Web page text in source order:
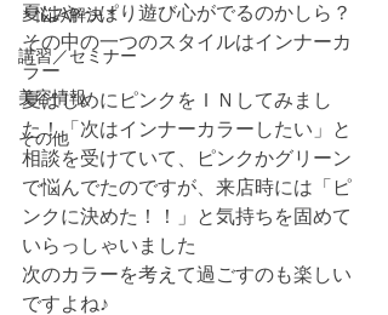
＊悩み解決＊
講習／セミナー
美容情報
その他
夏はやっぱり遊び心がでるのかしら？
その中の一つのスタイルはインナーカ
ラー
夏はじめにピンクをＩＮしてみまし
た！「次はインナーカラーしたい」と
相談を受けていて、ピンクかグリーン
で悩んでたのですが、来店時には「ピ
ンクに決めた！！」と気持ちを固めて
いらっしゃいました
次のカラーを考えて過ごすのも楽しい
ですよね♪